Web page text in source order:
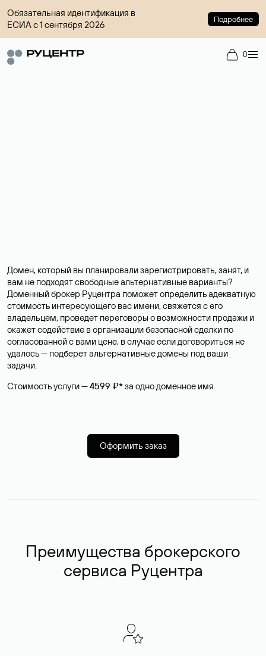
Обязательная идентификация в
ЕСИА с 1 сентября 2026
Подробнее
0
Домен, который вы планировали зарегистрировать, занят, и
вам не подходят свободные альтернативные варианты?
Доменный брокер Руцентра поможет определить адекватную
стоимость интересующего вас имени, свяжется с его
владельцем, проведет переговоры о возможности продажи и
окажет содействие в организации безопасной сделки по
согласованной с вами цене, в случае если договориться не
удалось — подберет альтернативные домены под ваши
задачи.
Стоимость услуги —4599 ₽*за одно доменное имя.
Оформить заказ
Преимущества брокерского
сервиса Руцентра